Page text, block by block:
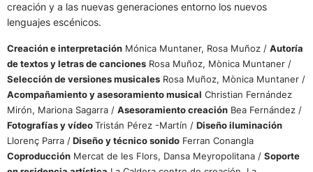
creación y a las nuevas generaciones entorno los nuevos
lenguajes escénicos.
Creación e interpretación Mónica Muntaner, Rosa Muñoz / Autoría
de textos y letras de canciones Rosa Muñoz, Mònica Muntaner /
Selección de versiones musicales Rosa Muñoz, Mònica Muntaner /
Acompañamiento y asesoramiento musical Christian Fernández
Mirón, Mariona Sagarra / Asesoramiento creación Bea Fernández /
Fotografías y vídeoTristán Pérez -Martín / Diseño iluminación
Llorenç Parra /Diseño y técnico sonido Ferran Conangla
Coproducción Mercat de les Flors, Dansa Meyropolitana / Soporte